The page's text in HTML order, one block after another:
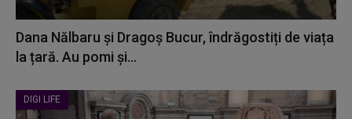
Dana Nălbaru și Dragoș Bucur, îndrăgostiți de viața
la țară. Au pomi și...
DIGI LIFE